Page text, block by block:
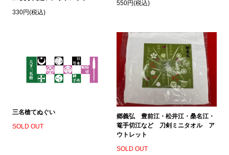
330円(税込)
550円(税込)
三名槍てぬぐい
SOLD OUT
郷義弘 豊前江・松井江・桑名江・
篭手切江など 刀剣ミニタオル ア
ウトレット
SOLD OUT